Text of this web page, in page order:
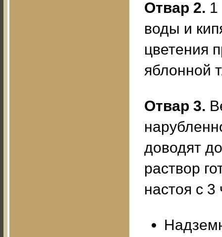
Отвар 2. 1
воды и
цветения
яблонной
Отвар 3.
доводят
раствор
настоя с